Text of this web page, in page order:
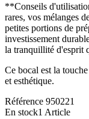
**Conseils
rares, vos mélanges
petites portions de
investissement
la tranquillité d'esprit
Ce bocal est la
et esthétique.
Référence 950221
En stock1 Article